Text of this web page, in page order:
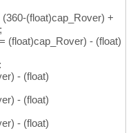
(float)cap_Rover) +
(float)cap_Rover) - (float)
- (float)
- (float)
- (float)